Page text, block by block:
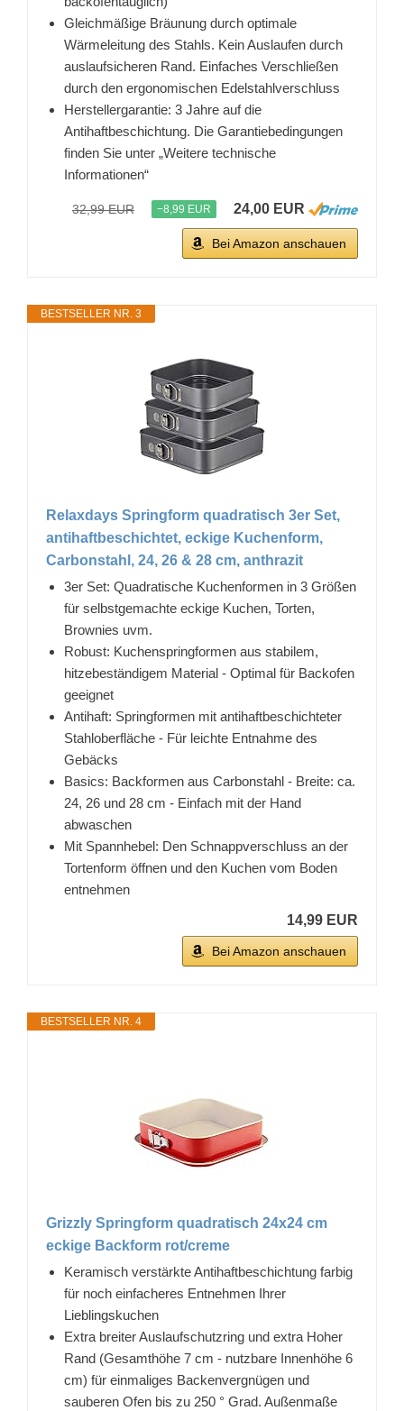
Gleichmäßige Bräunung durch optimale
Wärmeleitung des Stahls. Kein Auslaufen durch
auslaufsicheren Rand. Einfaches Verschließen
durch den ergonomischen Edelstahlverschluss
Herstellergarantie: 3 Jahre auf die
Antihaftbeschichtung. Die Garantiebedingungen
finden Sie unter „Weitere technische
Informationen“
32,99 EUR −8,99 EUR 24,00 EUR
Bei Amazon anschauen
BESTSELLER NR. 3
Relaxdays Springform quadratisch 3er Set,
antihaftbeschichtet, eckige Kuchenform,
Carbonstahl, 24, 26 & 28 cm, anthrazit
3er Set: Quadratische Kuchenformen in 3 Größen
für selbstgemachte eckige Kuchen, Torten,
Brownies uvm.
Robust: Kuchenspringformen aus stabilem,
hitzebeständigem Material - Optimal für Backofen
geeignet
Antihaft: Springformen mit antihaftbeschichteter
Stahloberfläche - Für leichte Entnahme des
Gebäcks
Basics: Backformen aus Carbonstahl - Breite: ca.
24, 26 und 28 cm - Einfach mit der Hand
abwaschen
Mit Spannhebel: Den Schnappverschluss an der
Tortenform öffnen und den Kuchen vom Boden
entnehmen
14,99 EUR
Bei Amazon anschauen
BESTSELLER NR. 4
Grizzly Springform quadratisch 24x24 cm
eckige Backform rot/creme
Keramisch verstärkte Antihaftbeschichtung farbig
für noch einfacheres Entnehmen Ihrer
Lieblingskuchen
Extra breiter Auslaufschutzring und extra Hoher
Rand (Gesamthöhe 7 cm - nutzbare Innenhöhe 6
cm) für einmaliges Backenvergnügen und
sauberen Ofen bis zu 250 ° Grad. Außenmaße